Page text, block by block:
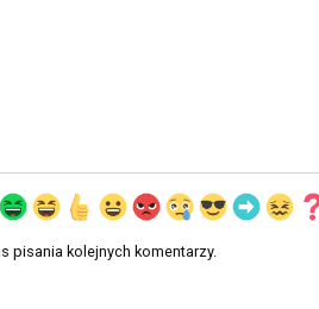
pisania kolejnych komentarzy.